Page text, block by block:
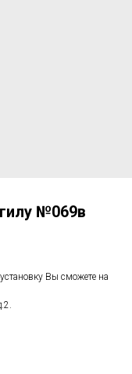
№069в
Вы сможете на